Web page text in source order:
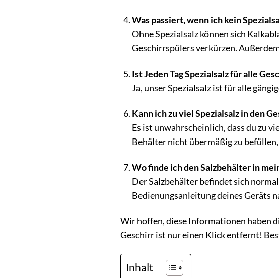
Was passiert, wenn ich kein
Ohne Spezialsalz können sich
Geschirrspülers verkürzen.
Ist Jeden Tag Spezialsalz für alle
Ja, unser Spezialsalz ist für alle
Kann ich zu viel Spezialsalz in den
Es ist unwahrscheinlich, dass du zu
Behälter nicht übermäßig zu
Wo finde ich den Salzbehälter in
Der Salzbehälter befindet sich
Bedienungsanleitung deines Geräts
Wir hoffen, diese Informationen haben
Geschirr ist nur einen Klick entfernt!
Inhalt